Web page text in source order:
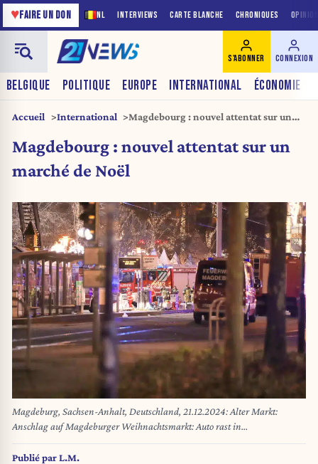
NL INTERVIEWS CARTE BLANCHE CHRONIQUES
♥FAIRE UN DON
BELGIQUE POLITIQUE EUROPE INTERNATIONAL ÉCONOMIE
S'ABONNER CONNEXION
Accueil International
Magdebourg : nouvel attentat sur un
Magdebourg : nouvel attentat sur un
marché de Noël
Magdeburg, Sachsen-Anhalt, Deutschland, 21.12.2024: Alter Markt:
Anschlag auf Magdeburger Weihnachtsmarkt: Auto rast in
Menschenmenge, Einsatzkräfte sind am Tatort und haben den Bereich
weiträumig abgesperrt. *** Magdeburg, Saxony-Anhalt, Germany, 21 12
Publié parL.M.